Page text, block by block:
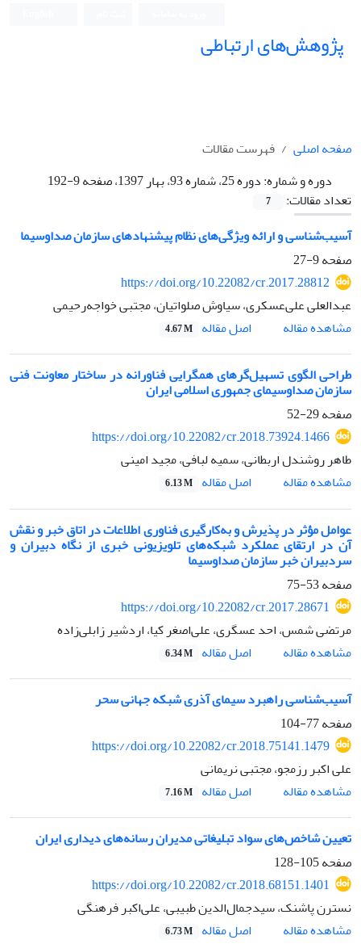
پژوهش‌های ارتباطی
صفحه اصلی
فهرست مقالات
دوره و شماره:دوره 25، شماره 93، بهار 1397، صفحه 9-192
تعداد مقالات:
7
آسیب‌شناسی و ارائه ویژگی‌های نظام پیشنهادهای سازمان صداوسیما
صفحه9-27
https://doi.org/10.22082/cr.2017.28812
عبدالعلی علی‌عسکری، سیاوش صلواتیان، مجتبی خواجه‌رحیمی
مشاهده مقاله
اصل مقاله 4.67 M
طراحی الگوی تسهیل‌گرهای همگرایی فناورانه در ساختار معاونت فنی
سازمان صداوسیمای جمهوری اسلامی ایران
صفحه29-52
https://doi.org/10.22082/cr.2018.73924.1466
طاهر روشندل اربطانی، سمیه لبافی، مجید امینی
مشاهده مقاله
اصل مقاله 6.13 M
عوامل مؤثر در پذیرش و به‌کارگیری فناوری اطلاعات در اتاق خبر و نقش
آن در ارتقای عملکرد شبکه‌های تلویزیونی خبری از نگاه دبیران و
سردبیران خبر سازمان صداوسیما
صفحه53-75
https://doi.org/10.22082/cr.2017.28671
مرتضی شمس، احد عسگری، علی‌اصغر کیا، اردشیر زابلی‌زاده
مشاهده مقاله
اصل مقاله 6.34 M
آسیب‌شناسی راهبرد سیمای آذری شبکه جهانی سحر
صفحه77-104
https://doi.org/10.22082/cr.2018.75141.1479
علی اکبر رزمجو، مجتبی نریمانی
مشاهده مقاله
اصل مقاله 7.16 M
تعیین شاخص‌های سواد تبلیغاتی مدیران رسانه‌های دیداری ایران
صفحه105-128
https://doi.org/10.22082/cr.2018.68151.1401
نسترن پاشنک، سیدجمال‌الدین طبیبی، علی‌اکبر فرهنگی
مشاهده مقاله
اصل مقاله 6.73 M